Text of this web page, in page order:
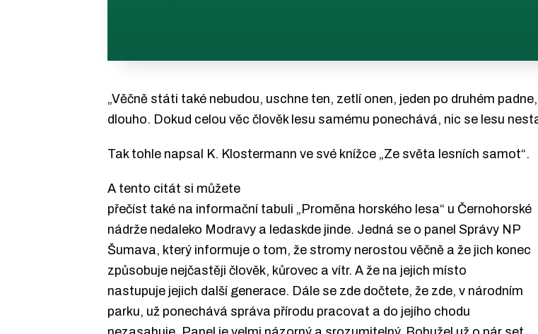
„Věčně státi také nebudou, uschne ten, zetlí onen, jeden po druhém
dlouho. Dokud celou věc člověk lesu samému ponechává, nic se lesu
Tak tohle napsal K. Klostermann ve své knížce „Ze světa lesních samot“.
A tento citát si můžete
přečíst také na informační tabuli „Proměna horského lesa“ u Černohorské
nádrže nedaleko Modravy a ledaskde jinde. Jedná se o panel Správy NP
Šumava, který informuje o tom, že stromy nerostou věčně a že jich konec
způsobuje nejčastěji člověk, kůrovec a vítr. A že na jejich místo
nastupuje jejich další generace. Dále se zde dočtete, že zde, v národním
parku, už ponechává správa přírodu pracovat a do jejího chodu